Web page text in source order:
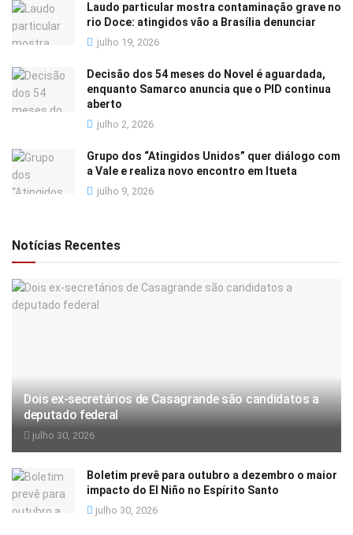
Laudo particular mostra contaminação grave no
rio Doce: atingidos vão a Brasília denunciar
julho 19, 2026
Decisão dos 54 meses do Novel é aguardada,
enquanto Samarco anuncia que o PID continua
aberto
julho 2, 2026
Grupo dos “Atingidos Unidos” quer diálogo com
a Vale e realiza novo encontro em Itueta
julho 9, 2026
Notícias Recentes
Dois ex-secretários de Casagrande são candidatos a
deputado federal
julho 30, 2026
Boletim prevê para outubro a dezembro o maior
impacto do El Niño no Espírito Santo
julho 30, 2026